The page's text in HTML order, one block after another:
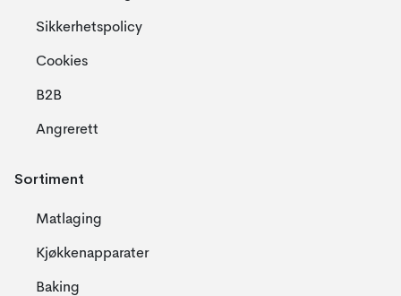
designpriser for sine funksjonelle glass med doble vegger som
Sikkerhetspolicy
Cookies
B2B
Angrerett
Sortiment
Matlaging
Kjøkkenapparater
Baking